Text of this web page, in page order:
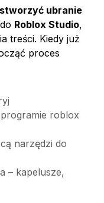
stworzyć ubranie
Roblox Studio,
treści. Kiedy już
proces
roblox
narzędzi do
– kapelusze,